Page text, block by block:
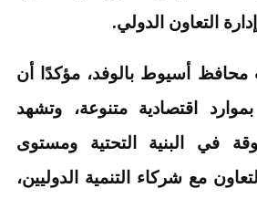
التعاون الدولي.
أسيوط بالوفد، مؤكدًا أن
اقتصادية متنوعة، وتشهد
في البنية التحتية ومستوى
مع شركاء التنمية الدوليين،